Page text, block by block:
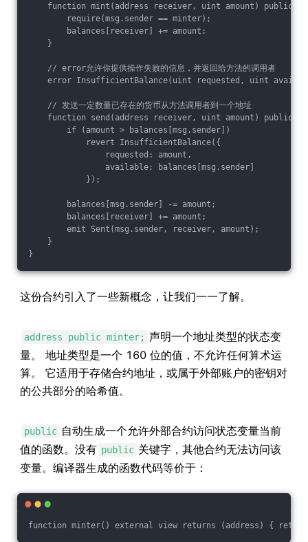
    function mint(address receiver, uint amount) public {
        require(msg.sender == minter);
        balances[receiver] += amount;
    }
    // error允许你提供操作失败的信息，并返回给方法的调用者
error InsufficientBalance(uint requested, uint
    // 发送一定数量已存在的货币从方法调用者到一个地址
    function send(address receiver, uint amount) public {
        if (amount > balances[msg.sender])
            revert InsufficientBalance({
                requested: amount,
                available: balances[msg.sender]
            });
        balances[msg.sender] -= amount;
        balances[receiver] += amount;
        emit Sent(msg.sender, receiver, amount);
    }
这份合约引入了一些新概念，让我们一一了解。
address public minter; 声明一个地址类型的状态变
量。 地址类型是一个 160 位的值，不允许任何算术运
算。 它适用于存储合约地址，或属于外部账户的密钥对
的公共部分的哈希值。
public 自动生成一个允许外部合约访问状态变量当前
值的函数。没有 public 关键字，其他合约无法访问该
变量。编译器生成的函数代码等价于：